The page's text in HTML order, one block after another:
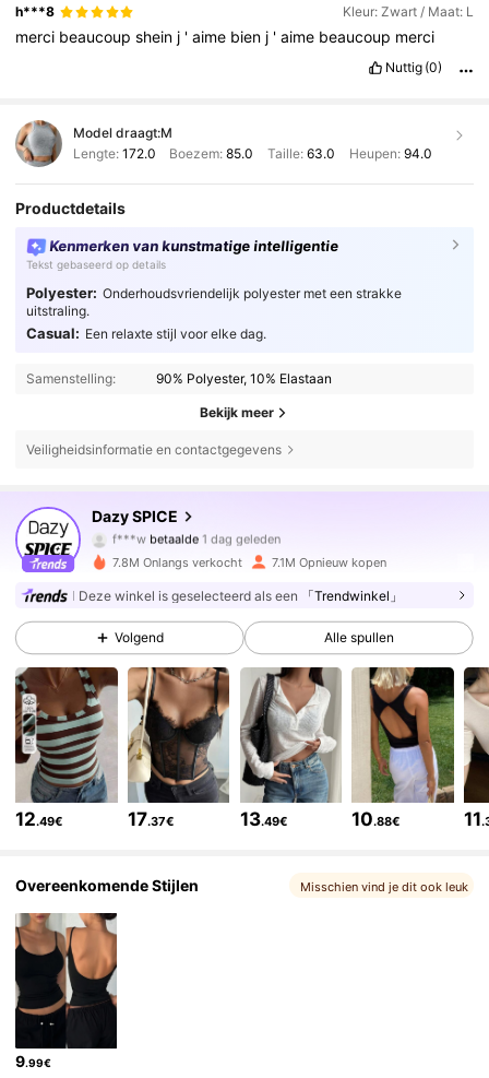
h***8 Kleur: Zwart / Maat: L
merci beaucoupshein j 'aime bien j 'aime beaucoup merci
Nuttig (0)
Model draagt:M
Lengte: 172.0 Boezem:85.0 Taille: 63.0 Heupen: 94.0
Productdetails
Kenmerken van kunstmatige intelligentie
Tekst gebaseerd op details
Polyester: Onderhoudsvriendelijk polyester met een strakke
uitstraling.
Casual: Een relaxte stijl voor elke dag.
Samenstelling: 90% Polyester, 10% Elastaan
Bekijk meer
Veiligheidsinformatie en contactgegevens
Dazy SPICE
f***wbetaalde
z***5gevolgd 4 uur geleden
4.84 2M Volgers
2M Volgers
4.84 2M Volgers
7.8M Onlangs verkocht 7.1M Opnieuw kopen
Deze winkel is geselecteerd als een 「Trendwinkel」
Volgend Alle spullen
12.49€ 17.37€ 13.49€ 10.88€ 11
Overeenkomende Stijlen Misschien vind je dit ook leuk
9.99€